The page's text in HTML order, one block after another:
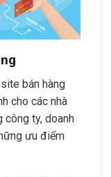
bán hàng
cho các nhà
công ty, doanh
ưu điểm